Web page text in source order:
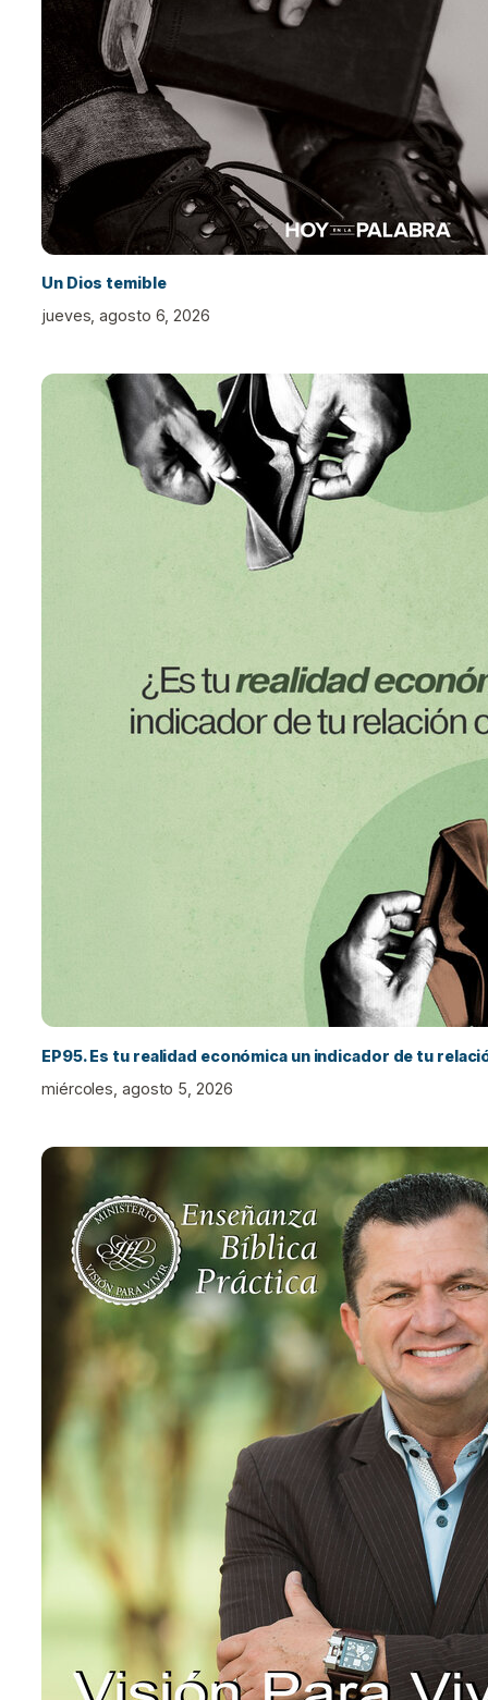
Un Dios temible
jueves, agosto 6, 2026
EP95. Es tu realidad económica un indicador de tu
miércoles, agosto 5, 2026